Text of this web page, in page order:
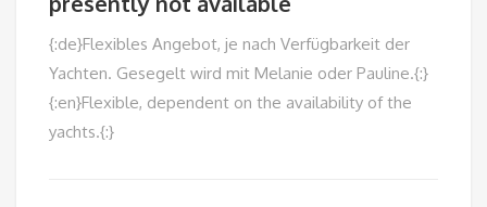
{:de}Flexibles Angebot, je nach Verfügbarkeit der
Yachten. Gesegelt wird mit Melanie oder Pauline.{:}
{:en}Flexible, dependent on the availability of the
yachts.{:}